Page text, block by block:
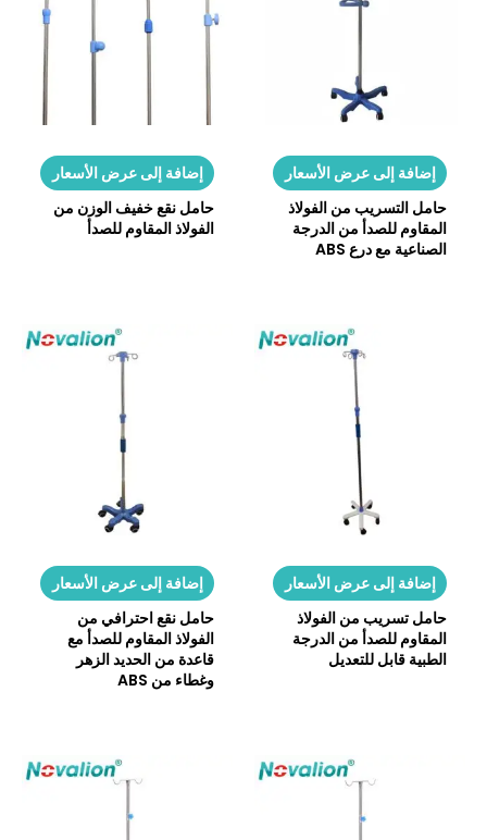
إضافة إلى عرض الأسعار
حامل التسريب من الفولاذ
المقاوم للصدأ من الدرجة
الصناعية مع درع ABS
إضافة إلى عرض الأسعار
حامل نقع خفيف الوزن من
الفولاذ المقاوم للصدأ
إضافة إلى عرض الأسعار
حامل تسريب من الفولاذ
المقاوم للصدأ من الدرجة
الطبية قابل للتعديل
إضافة إلى عرض الأسعار
حامل نقع احترافي من
الفولاذ المقاوم للصدأ مع
قاعدة من الحديد الزهر
وغطاء من ABS